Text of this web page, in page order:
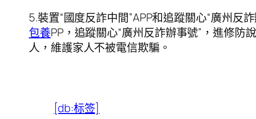
5.裝置“國度反詐中間”APP和追蹤關心“廣州反
包養PP，追蹤關心“廣州反詐辦事號”，進修防
人，維護家人不被電信欺騙。
[db:标签]